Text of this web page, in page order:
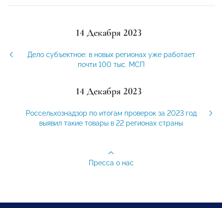
14 Декабря 2023
Дело субъектное: в новых регионах уже работает
почти 100 тыс. МСП
14 Декабря 2023
Россельхознадзор по итогам проверок за 2023 год
выявил такие товары в 22 регионах страны
Пресса о нас